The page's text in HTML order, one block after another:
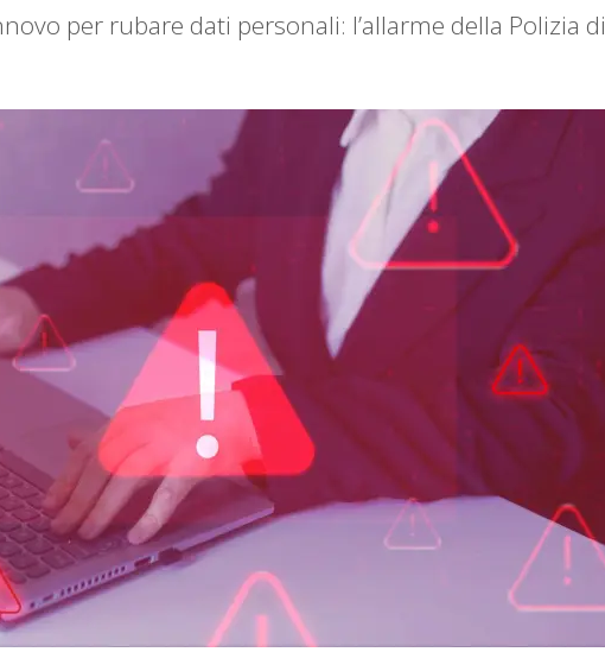
per rubare dati personali: l’allarme della Polizia di